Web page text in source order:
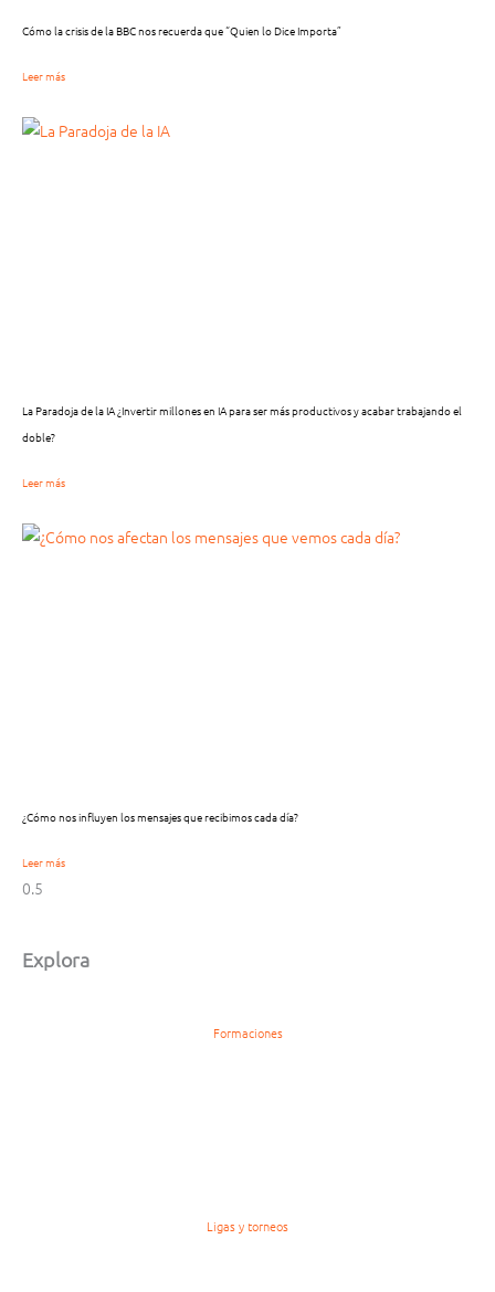
Cómo la crisis de la BBC nos recuerda que “Quien lo Dice Importa”
Leer más
La Paradoja de la IA ¿Invertir millones en IA para ser más productivos y acabar trabajando el
doble?
Leer más
¿Cómo nos influyen los mensajes que recibimos cada día?
Leer más
Explora
Formaciones
Ligas y torneos